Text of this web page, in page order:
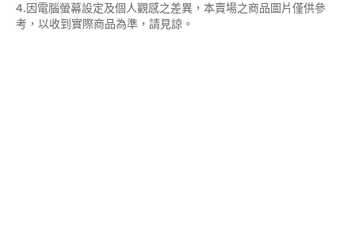
4.因電腦螢幕設定及個人觀感之差異，本賣場之商品圖片僅供參
考，以收到實際商品為準，請見諒。